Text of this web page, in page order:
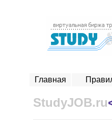
Главная
StudyJOB.ru